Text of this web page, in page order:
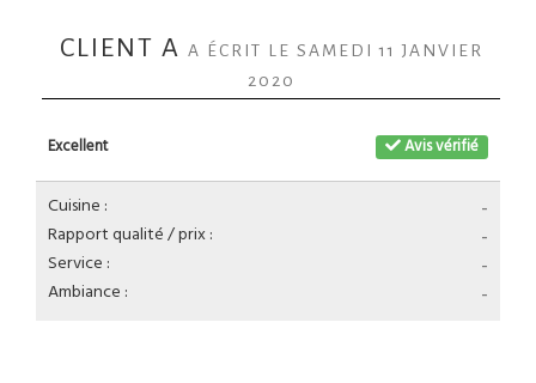
CLIENT A A ÉCRIT LE SAMEDI 11 JANVIER
2020
Avis vérifié
Excellent
-
Cuisine :
-
Rapport qualité / prix :
-
Service :
-
Ambiance :